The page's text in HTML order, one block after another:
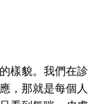
貌。我們在
那就是每個